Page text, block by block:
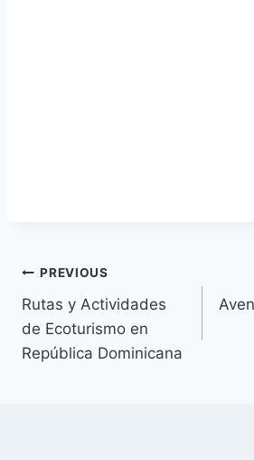
Navegación
de
entradas
PREVIOUS
Rutas y Actividades
de Ecoturismo en
República Dominicana